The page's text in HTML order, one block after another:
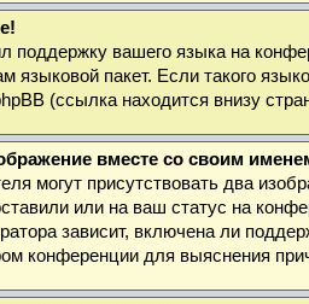
поддержку вашего языка на
языковой пакет. Если такого
(ссылка находится внизу
вместе со своим
могут присутствовать два
или на ваш статус на
зависит, включена ли
конференции для выяснения